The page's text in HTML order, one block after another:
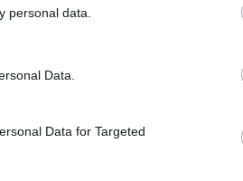
personal data.
Data.
Data for Targeted
11%-a tervez idén
a legtöbben (66%) saját otthonnak
tartozik, melynek olvasása